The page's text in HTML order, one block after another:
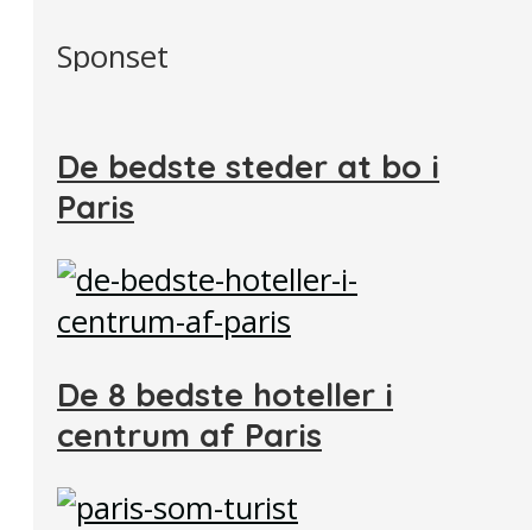
Sponset
De bedste steder at bo i
Paris
De 8 bedste hoteller i
centrum af Paris